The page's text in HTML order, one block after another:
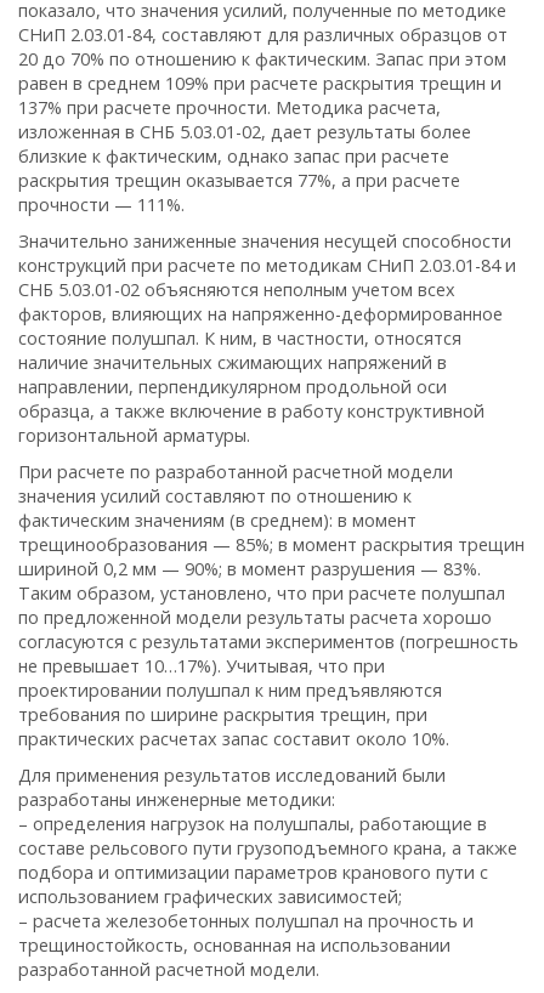
показало, что значения усилий, полученные по методике
СНиП 2.03.01-84, составляют для различных образцов от
20 до 70% по отношению к фактическим. Запас при этом
равен в среднем 109% при расчете раскрытия трещин и
137% при расчете прочности. Методика расчета,
изложенная в СНБ 5.03.01-02, дает результаты более
близкие к фактическим, однако запас при расчете
раскрытия трещин оказывается 77%, а при расчете
прочности — 111%.
Значительно заниженные значения несущей способности
конструкций при расчете по методикам СНиП 2.03.01-84 и
СНБ 5.03.01-02 объясняются неполным учетом всех
факторов, влияющих на напряженно-деформированное
состояние полушпал. К ним, в частности, относятся
наличие значительных сжимающих напряжений в
направлении, перпендикулярном продольной оси
образца, а также включение в работу конструктивной
горизонтальной арматуры.
При расчете по разработанной расчетной модели
значения усилий составляют по отношению к
фактическим значениям (в среднем): в момент
трещинообразования — 85%; в момент раскрытия трещин
шириной 0,2 мм — 90%; в момент разрушения — 83%.
Таким образом, установлено, что при расчете полушпал
по предложенной модели результаты расчета хорошо
согласуются с результатами экспериментов (погрешность
не превышает 10…17%). Учитывая, что при
проектировании полушпал к ним предъявляются
требования по ширине раскрытия трещин, при
практических расчетах запас составит около 10%.
Для применения результатов исследований были
разработаны инженерные методики:
– определения нагрузок на полушпалы, работающие в
составе рельсового пути грузоподъемного крана, а также
подбора и оптимизации параметров кранового пути с
использованием графических зависимостей;
– расчета железобетонных полушпал на прочность и
трещиностойкость, основанная на использовании
разработанной расчетной модели.